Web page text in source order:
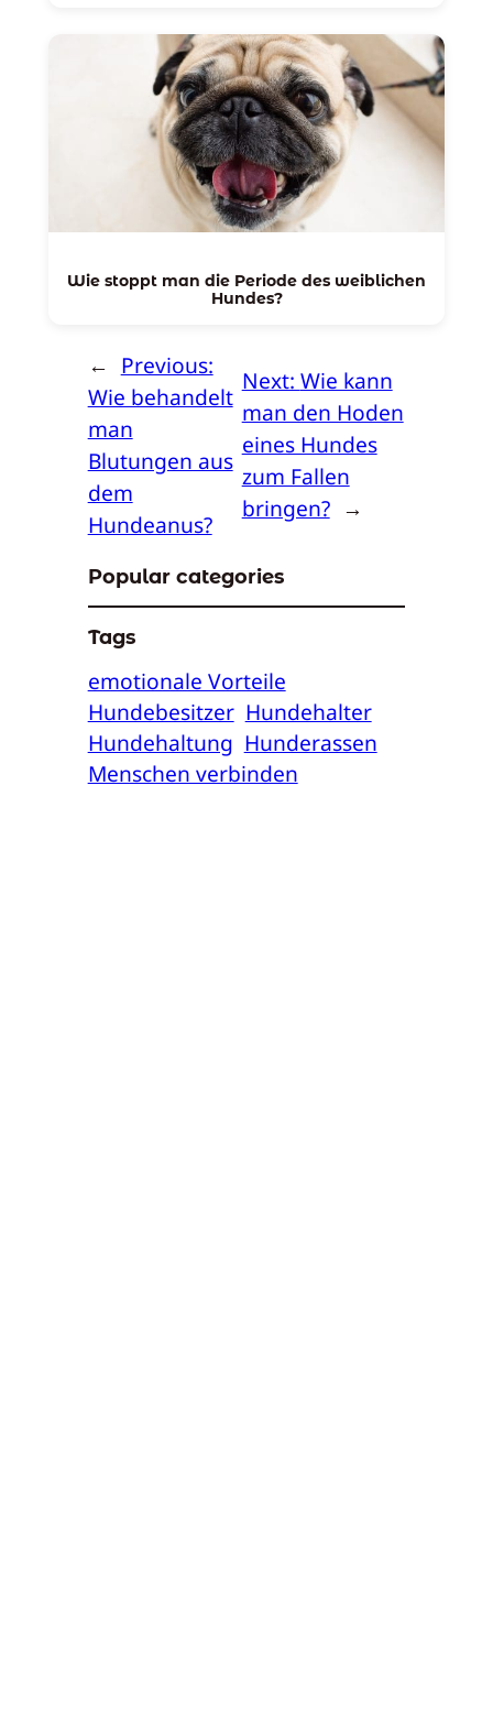
Wie stoppt man die Periode des weiblichen
Hundes?
← Previous:
Wie behandelt
man
Blutungen aus
dem
Hundeanus?
Next: Wie kann
man den Hoden
eines Hundes
zum Fallen
bringen? →
Popular categories
Tags
emotionale Vorteile
Hundebesitzer Hundehalter
Hundehaltung Hunderassen
Menschen verbinden